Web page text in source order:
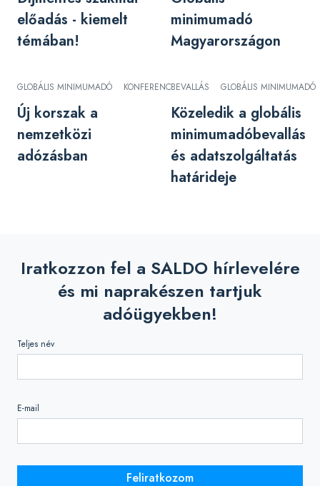
előadás - kiemelt
témában!
minimumadó
Magyarországon
GLOBÁLIS MINIMUMADÓ KONFERENCIA TRANSZFERÁR
Új korszak a
nemzetközi
adózásban
BEVALLÁS GLOBÁLIS MINIMUMADÓ
Közeledik a globális
minimumadóbevallás
és adatszolgáltatás
határideje
Iratkozzon fel a SALDO hírlevelére
és mi naprakészen tartjuk
adóügyekben!
Teljes név
E-mail
Feliratkozom